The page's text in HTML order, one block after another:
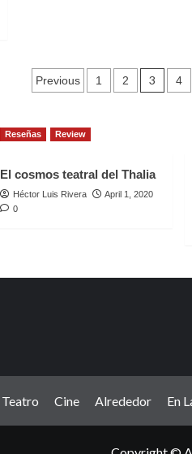
Posts
Previous 1 2 3 4
Reseñas Review
El cosmos teatral del Thalia
Héctor Luis Rivera
April 1, 2020
0
Teatro Cine Alrededor En